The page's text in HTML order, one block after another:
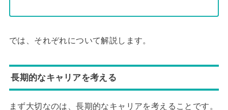
では、それぞれについて解説します。
長期的なキャリアを考える
まず大切なのは、長期的なキャリアを考えることです。